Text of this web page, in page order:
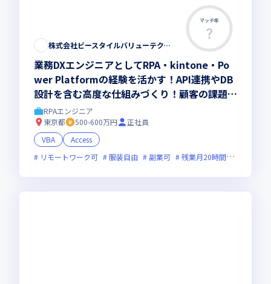
マッチ率
株式会社ビースタイルバリューテクノロジーズ
業務DXエンジニアとしてRPA・kintone・Po
wer Platformの経験を活かす！API連携やDB
設計を含む高度な仕組みづくり！顧客の課題を
技術で解決する上流経験者募集！
RPAエンジニア
東京都
500-600万円
正社員
VBA
Access
リモートワーク可
服装自由 副業可 残業月20時間未満